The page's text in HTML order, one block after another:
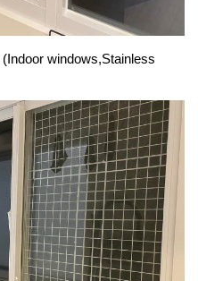
( Indoor windows,Stainless